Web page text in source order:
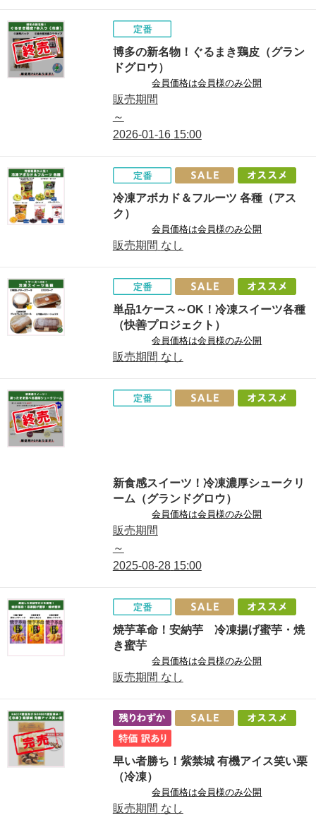
博多の新名物！ぐるまき鶏皮（グラン
ドグロウ）
会員価格は会員様のみ公開
販売期間
～
2026-01-16 15:00
冷凍アボカド＆フルーツ 各種（アス
ク）
会員価格は会員様のみ公開
販売期間 なし
単品1ケース～OK！冷凍スイーツ各種
（快善プロジェクト）
会員価格は会員様のみ公開
販売期間 なし
新食感スイーツ！冷凍濃厚シュークリ
ーム（グランドグロウ）
会員価格は会員様のみ公開
販売期間
～
2025-08-28 15:00
焼芋革命！安納芋 冷凍揚げ蜜芋・焼
き蜜芋
会員価格は会員様のみ公開
販売期間 なし
早い者勝ち！紫禁城 有機アイス笑い栗
（冷凍）
会員価格は会員様のみ公開
販売期間 なし